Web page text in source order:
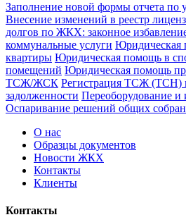
Заполнение новой формы отчета
Внесение изменений в реестр
долгов по ЖКХ: законное
коммунальные услуги Юридическая
квартиры Юридическая помощь в
помещений Юридическая помощь
ТСЖ/ЖСК Регистрация ТСЖ (ТСН)
задолженности Переоборудование и
Оспаривание решений общих
О нас
Образцы документов
Новости ЖКХ
Контакты
Клиенты
Контакты